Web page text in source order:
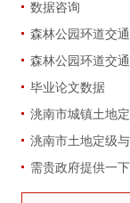
数据咨询
森林公园环道交
森林公园环道交
毕业论文数据
洮南市城镇土地
洮南市土地定级
需贵政府提供一